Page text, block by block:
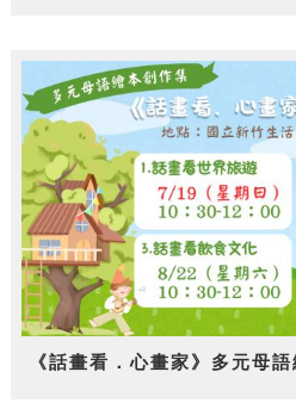
《話畫看．心畫家》多元母